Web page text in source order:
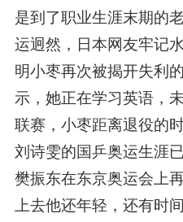
是到了职业生涯末期的
运迥然，日本网友牢记
明小枣再次被揭开失利
示，她正在学习英语，
联赛，小枣距离退役的
刘诗雯的国乒奥运生涯
樊振东在东京奥运会上
上去他还年轻，还有时